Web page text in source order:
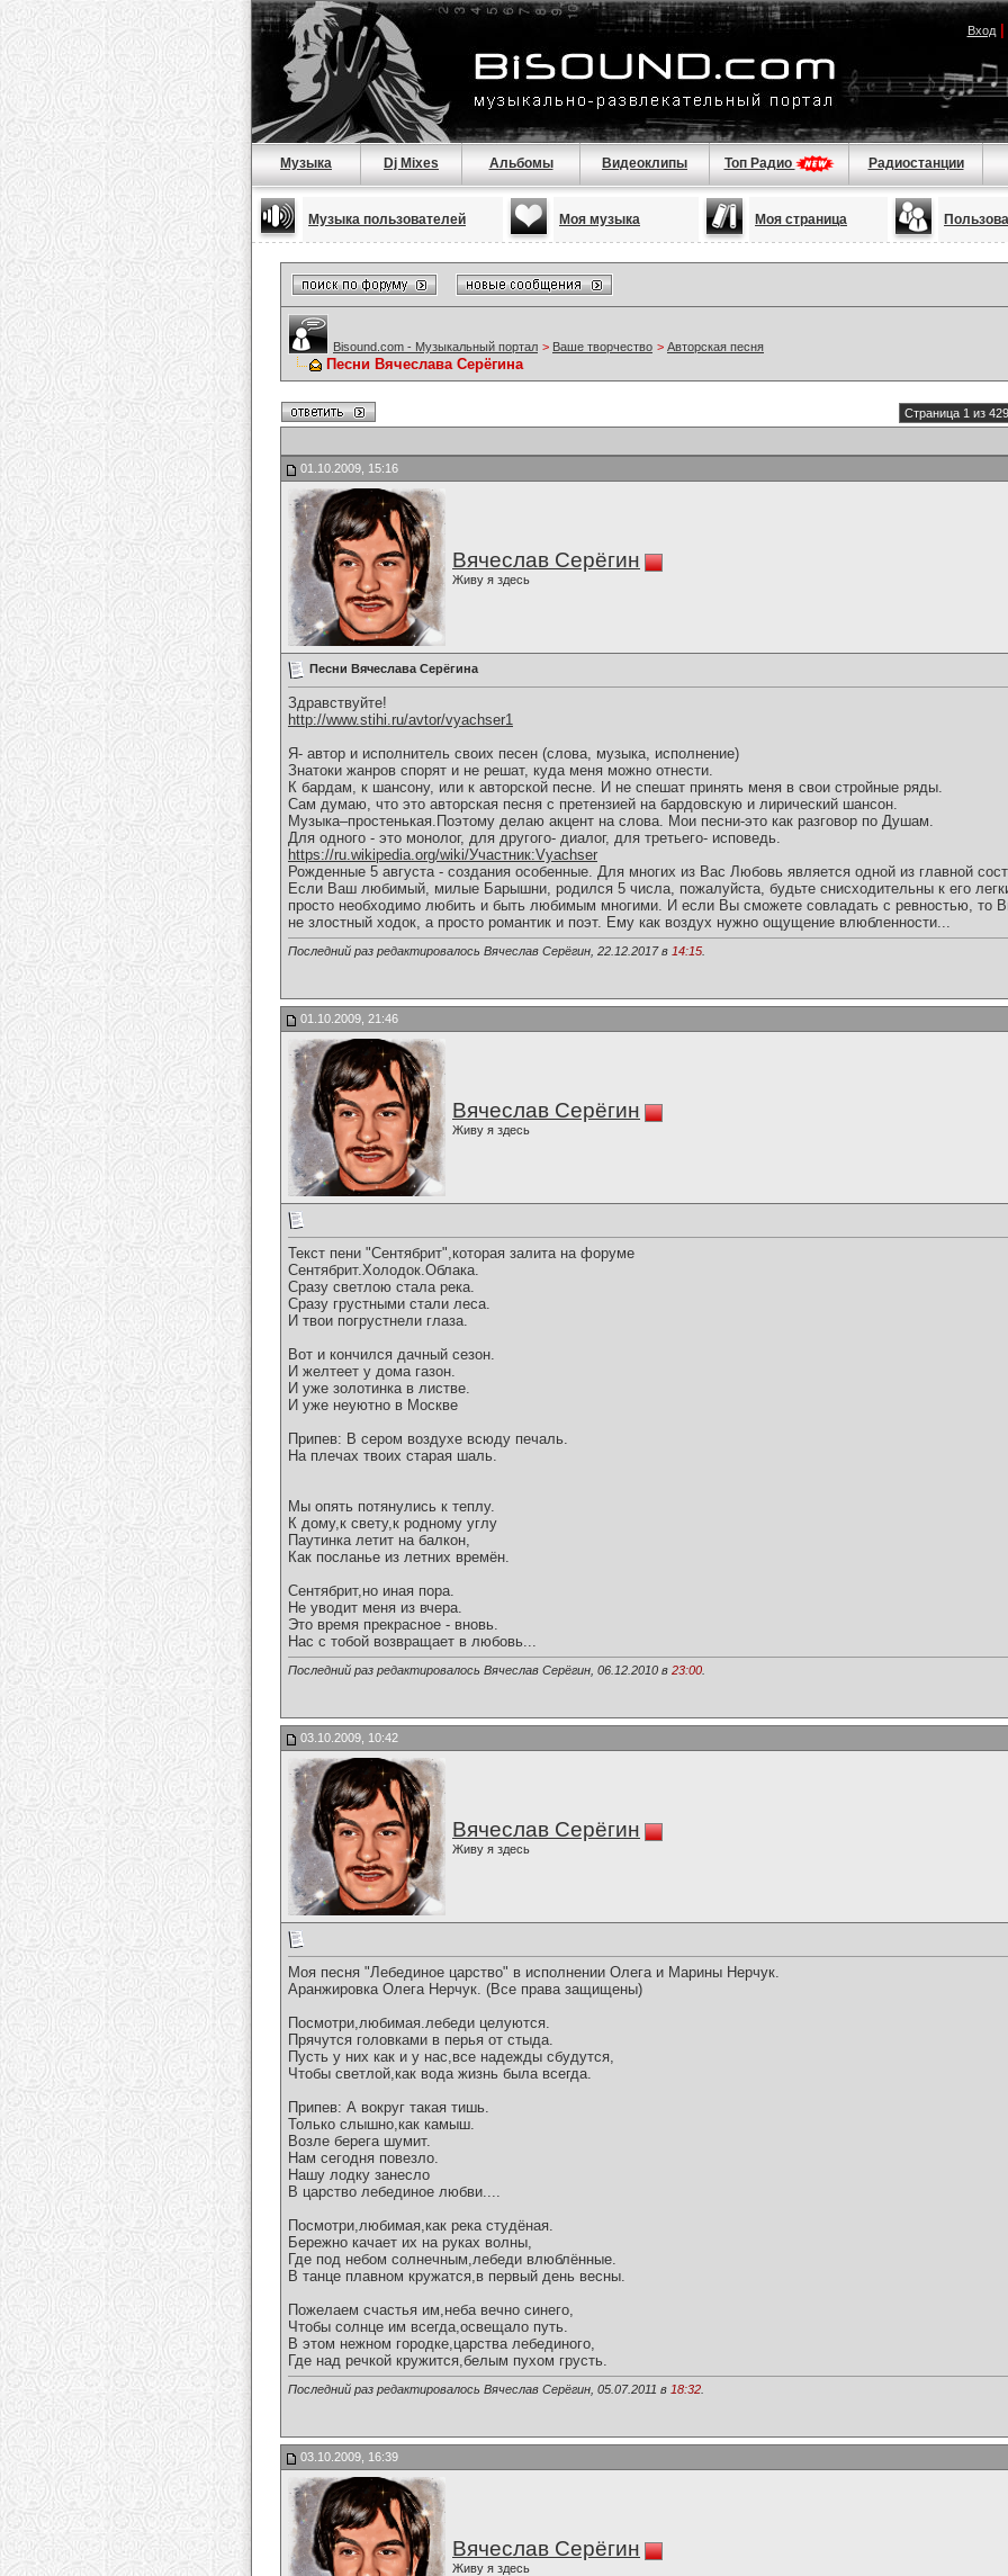
Вход|
Музыка Dj Mixes Альбомы Видеоклипы Топ Радио Радиостанции
Музыка пользователей Моя музыка Моя страница
Bisound.com - Музыкальный портал > Ваше творчество > Авторская песня
Песни Вячеслава Серёгина
Страница 1 из 429
01.10.2009, 15:16
Вячеслав Серёгин
Живу я здесь
Песни Вячеслава Серёгина
Здравствуйте!
http://www.stihi.ru/avtor/vyachser1
Я- автор и исполнитель своих песен (слова, музыка, исполнение)
Знатоки жанров спорят и не решат, куда меня можно отнести.
К бардам, к шансону, или к авторской песне. И не спешат принять меня в свои стройные ряды.
Сам думаю, что это авторская песня с претензией на бардовскую и лирический шансон.
Музыка–простенькая.Поэтому делаю акцент на слова. Мои песни-это как разговор по Душам.
Для одного - это монолог, для другого- диалог, для третьего- исповедь.
https://ru.wikipedia.org/wiki/Участник:Vyachser
Рожденные 5 августа - создания особенные. Для многих из Вас Любовь является одной из главной
Если Ваш любимый, милые Барышни, родился 5 числа, пожалуйста, будьте снисходительны к его
просто необходимо любить и быть любимым многими. И если Вы сможете совладать с ревностью, то
не злостный ходок, а просто романтик и поэт. Ему как воздух нужно ощущение влюбленности...
Последний раз редактировалось Вячеслав Серёгин, 22.12.2017 в 14:15
01.10.2009, 21:46
Вячеслав Серёгин
Живу я здесь
Текст пени "Сентябрит",которая залита на форуме
Сентябрит.Холодок.Облака.
Сразу светлою стала река.
Сразу грустными стали леса.
И твои погрустнели глаза.
Вот и кончился дачный сезон.
И желтеет у дома газон.
И уже золотинка в листве.
И уже неуютно в Москве
Припев: В сером воздухе всюду печаль.
На плечах твоих старая шаль.
Мы опять потянулись к теплу.
К дому,к свету,к родному углу
Паутинка летит на балкон,
Как посланье из летних времён.
Сентябрит,но иная пора.
Не уводит меня из вчера.
Это время прекрасное - вновь.
Нас с тобой возвращает в любовь...
Последний раз редактировалось Вячеслав Серёгин, 06.12.2010 в 23:00
03.10.2009, 10:42
Вячеслав Серёгин
Живу я здесь
Моя песня "Лебединое царство" в исполнении Олега и Марины Нерчук.
Аранжировка Олега Нерчук. (Все права защищены)
Посмотри,любимая.лебеди целуются.
Прячутся головками в перья от стыда.
Пусть у них как и у нас,все надежды сбудутся,
Чтобы светлой,как вода жизнь была всегда.
Припев: А вокруг такая тишь.
Только слышно,как камыш.
Возле берега шумит.
Нам сегодня повезло.
Нашу лодку занесло
В царство лебединое любви....
Посмотри,любимая,как река студёная.
Бережно качает их на руках волны,
Где под небом солнечным,лебеди влюблённые.
В танце плавном кружатся,в первый день весны.
Пожелаем счастья им,неба вечно синего,
Чтобы солнце им всегда,освещало путь.
В этом нежном городке,царства лебединого,
Где над речкой кружится,белым пухом грусть.
Последний раз редактировалось Вячеслав Серёгин, 05.07.2011 в 18:32
03.10.2009, 16:39
Вячеслав Серёгин
Живу я здесь